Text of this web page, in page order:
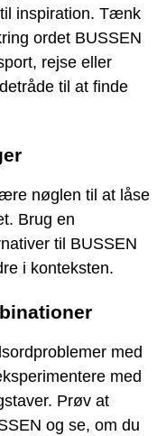
inspiration. Tænk
ordet BUSSEN
rejse eller
til at finde
nøglen til at låse
Brug en
til BUSSEN
i konteksten.
med
med
Prøv at
og se, om du